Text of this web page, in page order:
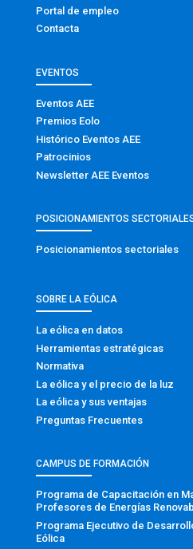
Portal de empleo
Contacta
EVENTOS
Eventos AEE
Premios Eolo
Histórico Eventos AEE
Patrocinios
Newsletter AEE Eventos
POSICIONAMIENTOS
Posicionamientos sectoriales
SOBRE LA EÓLICA
La eólica en datos
Herramientas estratégicas
Normativa
La eólica y el precio de la luz
La eólica y sus ventajas
Preguntas Frecuentes
CAMPUS DE FORMACIÓN
Programa de Capacitación en
Profesores de Energías
Programa Ejecutivo de
Eólica